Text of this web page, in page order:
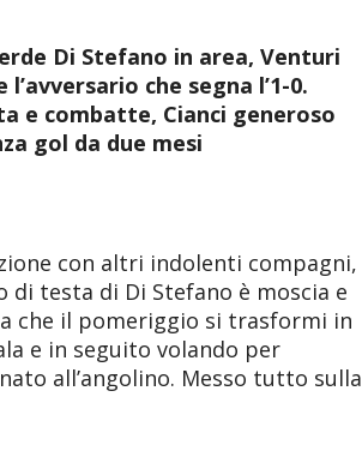
Di Stefano in area, Venturi
che segna l’1-0.
e combatte, Cianci generoso
gol da due mesi
con altri indolenti compagni,
testa di Di Stefano è moscia e
che il pomeriggio si trasformi in
e in seguito volando per
all’angolino. Messo tutto sulla